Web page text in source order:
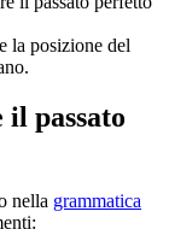
la posizione del
passato
nella grammatica